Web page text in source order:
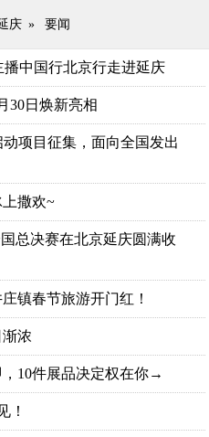
庆 » 要闻
播中国行北京行走进延庆
30日焕新亮相
项目征集，面向全国发出
撒欢~
总决赛在北京延庆圆满收
镇春节旅游开门红！
浓
10件展品决定权在你→
！